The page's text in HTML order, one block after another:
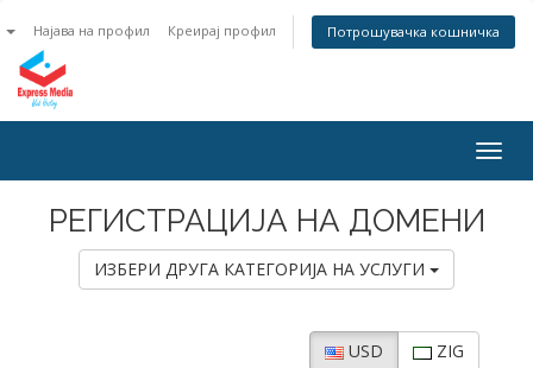
Најава на профил Креирај профил Потрошувачка кошничка
РЕГИСТРАЦИЈА НА ДОМЕНИ
ИЗБЕРИ ДРУГА КАТЕГОРИЈА НА УСЛУГИ
USD ZIG